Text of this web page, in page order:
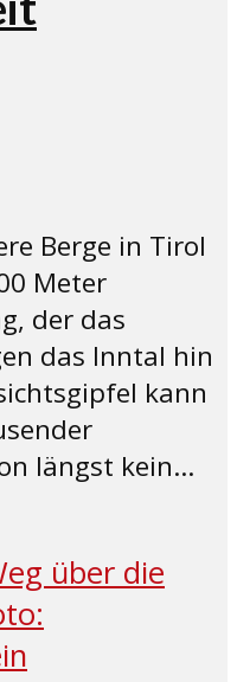
Berge in Tirol
Meter
der das
das Inntal hin
kann
längst kein...